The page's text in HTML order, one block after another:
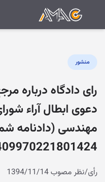
منشور
رای دادگاه درباره
دعوی ابطال آراء
مهندسی (دادنامه
رأی/نظر مصوب 1394/11/14